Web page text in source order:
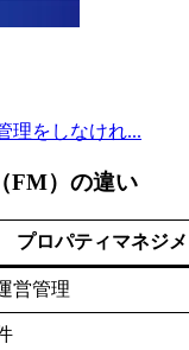
理をしなけれ...
FM）の違い
プロパティマネジメ
営管理